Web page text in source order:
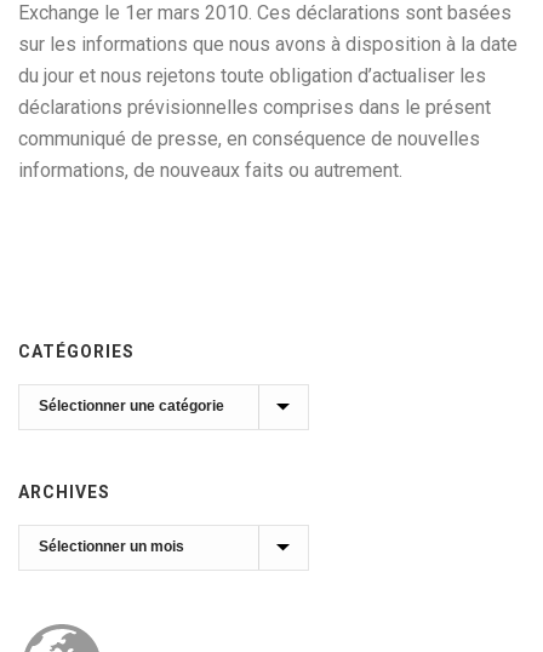
Exchange le 1er mars 2010. Ces déclarations sont basées
sur les informations que nous avons à disposition à la date
du jour et nous rejetons toute obligation d’actualiser les
déclarations prévisionnelles comprises dans le présent
communiqué de presse, en conséquence de nouvelles
informations, de nouveaux faits ou autrement.
CATÉGORIES
Catégories
ARCHIVES
Archives